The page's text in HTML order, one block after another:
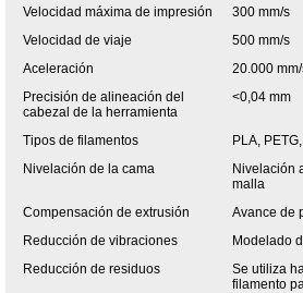
Velocidad máxima de impresión
300 mm/s
Velocidad de viaje
500 mm/s
Aceleración
20.000 mm/
Precisión de alineación del
cabezal de la herramienta
<0,04 mm
Tipos de filamentos
PLA,
Nivelación de la cama
Nivelación
malla
Compensación de extrusión
Avance de
Reducción de vibraciones
Modelado
Reducción de residuos
Se utiliza
filamento